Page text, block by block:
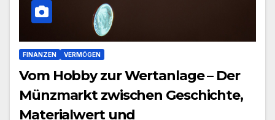
FINANZEN VERMÖGEN
Vom Hobby zur Wertanlage – Der
Münzmarkt zwischen Geschichte,
Materialwert und